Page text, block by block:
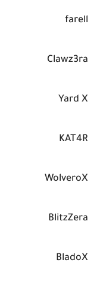
farell
Clawz3ra
Yard X
KAT4R
WolveroX
BlitzZera
BladoX